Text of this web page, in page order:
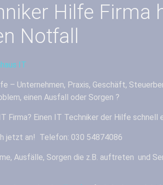
Hilfe Firma
Notfall
IT
– Unternehmen, Praxis, Geschäft,
einen Ausfall oder Sorgen ?
Firma? Einen IT Techniker der Hilfe schnell
jetzt an! Telefon: 030 54874086
Ausfälle, Sorgen die z.B. auftreten und